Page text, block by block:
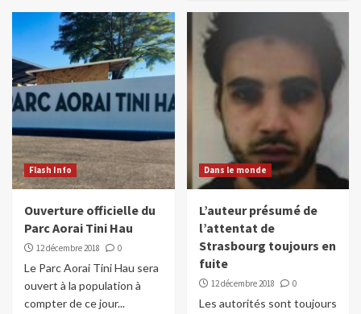
Flash Info
Ouverture officielle du
Parc Aorai Tini Hau
12 décembre 2018 0
Le Parc Aorai Tini Hau sera
ouvert à la population à
compter de ce jour...
Dans le monde
L’auteur présumé de
l’attentat de
Strasbourg toujours en
fuite
12 décembre 2018 0
Les autorités sont toujours